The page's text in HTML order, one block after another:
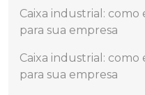
Caixa industrial:
para sua empresa
Caixa industrial:
para sua empresa